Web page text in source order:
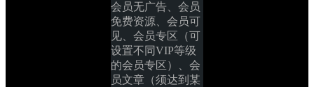
会员无广告、会员
免费资源、会员可
见、会员专区（可
设置不同VIP等级
的会员专区）、会
员文章（须达到某